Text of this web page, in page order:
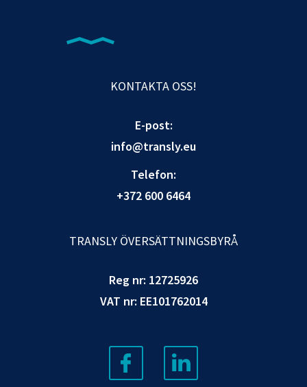
KONTAKTA OSS!
E-post:
info@transly.eu
Telefon:
+372 600 6464
TRANSLY ÖVERSÄTTNINGSBYRÅ
Reg nr: 12725926
VAT nr: EE101762014